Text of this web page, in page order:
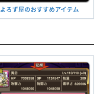
よろず屋のおすすめアイテム